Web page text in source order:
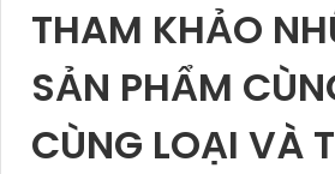
THAM KHẢO
SẢN PHẨM
CÙNG LOẠI VÀ